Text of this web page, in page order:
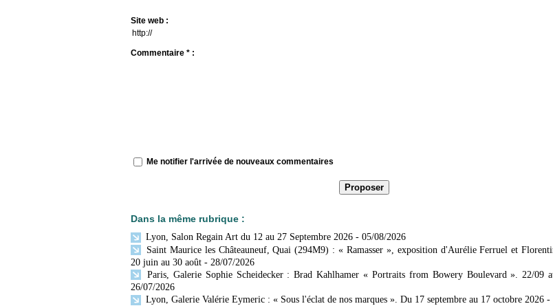
Site web :
Commentaire * :
Me notifier l'arrivée de nouveaux commentaires
Dans la même rubrique :
Lyon, Salon Regain Art du 12 au 27 Septembre 2026 - 05/08/2026
Saint Maurice les Châteauneuf, Quai (294M9) : « Ramasser », exposition d'Aurélie Ferruel et
20 juin au 30 août - 28/07/2026
Paris, Galerie Sophie Scheidecker : Brad Kahlhamer « Portraits from Bowery Boulevard ». 22/09
26/07/2026
Lyon, Galerie Valérie Eymeric : « Sous l'éclat de nos marques ». Du 17 septembre au 17 octobre 2026 -